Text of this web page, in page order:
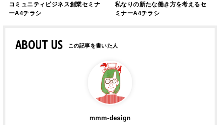
コミュニティビジネス創業セミナ
ーA4チラシ
私なりの新たな働き方を考えるセ
ミナーA4チラシ
ABOUT US
mmm-design